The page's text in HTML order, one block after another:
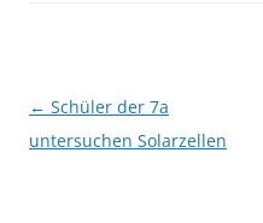
Beitragsnavigation
← Schüler der 7a
untersuchen Solarzellen